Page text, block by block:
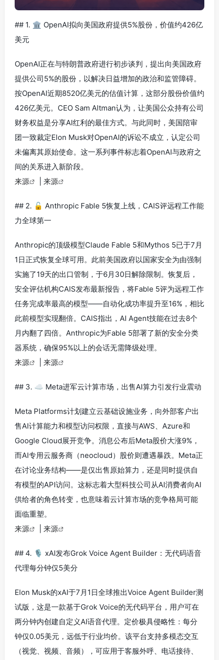
## 1. 🏛️ OpenAI拟向美国政府提供5%股份，价值约426亿
美元
OpenAI正在与特朗普政府进行初步谈判，提出向美国政府
提供公司5%的股份，以解决日益增加的政治和监管障碍。
按OpenAI近期8520亿美元的估值计算，这部分股份价值约
426亿美元。CEO Sam Altman认为，让美国公众持有公司
财务权益是分享AI红利的最佳方式。与此同时，美国陪审
团一致裁定Elon Musk对OpenAI的诉讼不成立，认定公司
未偏离其原始使命。这一系列事件标志着OpenAI与政府之
间的关系进入新阶段。
来源
来源
## 2. 🔓 Anthropic Fable 5恢复上线，CAIS评远程工作能
力全球第一
Anthropic的顶级模型Claude Fable 5和Mythos 5已于7月
1日正式恢复全球可用。此前美国政府以国家安全为由强制
实施了19天的出口管制，于6月30日解除限制。恢复后，
安全评估机构CAIS发布最新报告，将Fable 5评为远程工作
任务完成率最高的模型——自动化成功率提升至16%，相比
此前模型实现翻倍。CAIS指出，AI Agent技能在过去8个
月内翻了四倍。Anthropic为Fable 5部署了新的安全分类
器系统，确保95%以上的会话无需降级处理。
来源
来源
## 3. ☁️ Meta进军云计算市场，出售AI算力引发行业震动
Meta Platforms计划建立云基础设施业务，向外部客户出
售AI计算能力和模型访问权限，直接与AWS、Azure和
Google Cloud展开竞争。消息公布后Meta股价大涨9%，
而AI专用云服务商（neocloud）股价则遭遇暴跌。Meta正
在讨论业务结构——是仅出售原始算力，还是同时提供自
有模型的API访问。这标志着大型科技公司从AI消费者向AI
供给者的角色转变，也意味着云计算市场的竞争格局可能
面临重塑。
来源
来源
## 4. 🎙️ xAI发布Grok Voice Agent Builder：无代码语音
代理每分钟仅5美分
Elon Musk的xAI于7月1日全球推出Voice Agent Builder测
试版，这是一款基于Grok Voice的无代码平台，用户可在
两分钟内创建自定义AI语音代理。定价极具侵略性：每分
钟仅0.05美元，远低于行业均价。该平台支持多模态交互
（视觉、视频、音频），可应用于客服外呼、电话接待、